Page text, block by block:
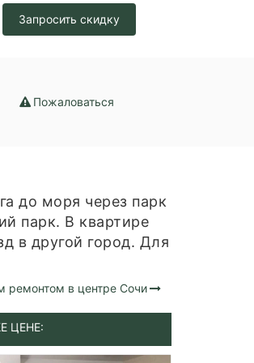
Запросить скидку
Пожаловаться
до моря через парк
парк. В квартире
в другой город. Для
ремонтом в центре Сочи
ЦЕНЕ: